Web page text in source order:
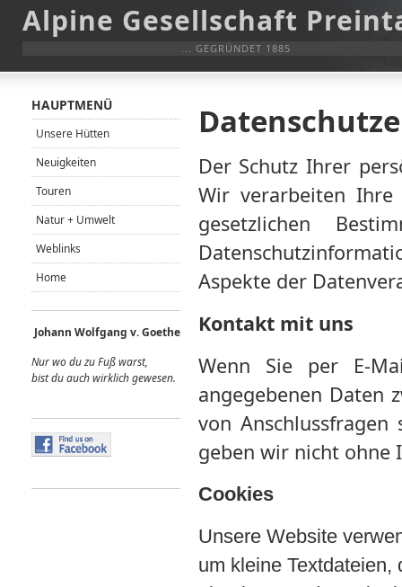
Alpine Gesellschaft
... GEGRÜNDET 1885
Der Schutz Ihrer
Wir verarbeiten Ihre
gesetzlichen
Aspekte der
Kontakt mit uns
Wenn Sie per E-
angegebenen Daten
von
geben wir nicht ohne
Cookies
Unsere Website
um kleine
HAUPTMENÜ
Unsere Hütten
Neuigkeiten
Touren
Natur + Umwelt
Weblinks
Home
Johann Wolfgang v. Goethe
Nur wo du zu Fuß warst,
bist du auch wirklich gewesen.